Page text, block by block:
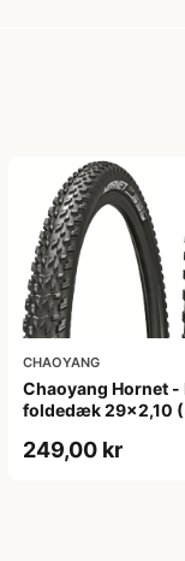
CHAOYANG
Chaoyang Hornet -
foldedæk 29x2,10
249,00 kr